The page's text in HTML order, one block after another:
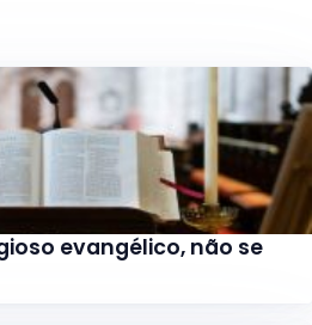
evangélico, não se